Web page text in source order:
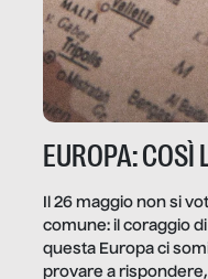
EUROPA: COSÌ
Il 26 maggio non si
comune: il coraggio
questa Europa ci
provare a rispondere,